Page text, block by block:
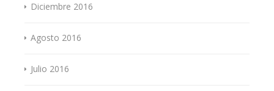
Diciembre 2016
Agosto 2016
Julio 2016